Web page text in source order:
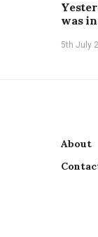
was
5th July
About